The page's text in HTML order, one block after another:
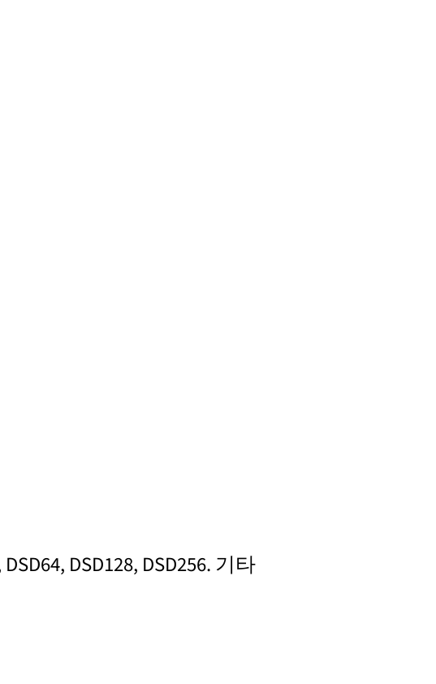
DSD128, DSD256. 기타